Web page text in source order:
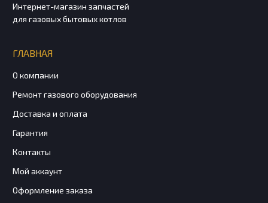
Интернет-магазин запчастей
для газовых бытовых котлов
ГЛАВНАЯ
О компании
Ремонт газового оборудования
Доставка и оплата
Гарантия
Контакты
Мой аккаунт
Оформление заказа